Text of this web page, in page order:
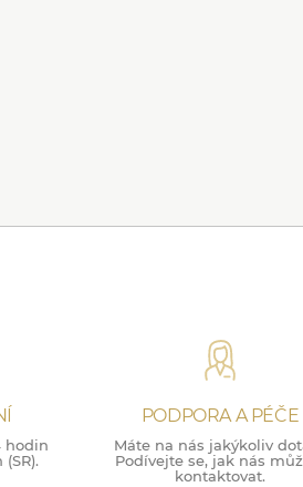
hodin
PODPORA A PÉČE
Máte na nás jakýkoliv
Podívejte se, jak nás
kontaktovat.